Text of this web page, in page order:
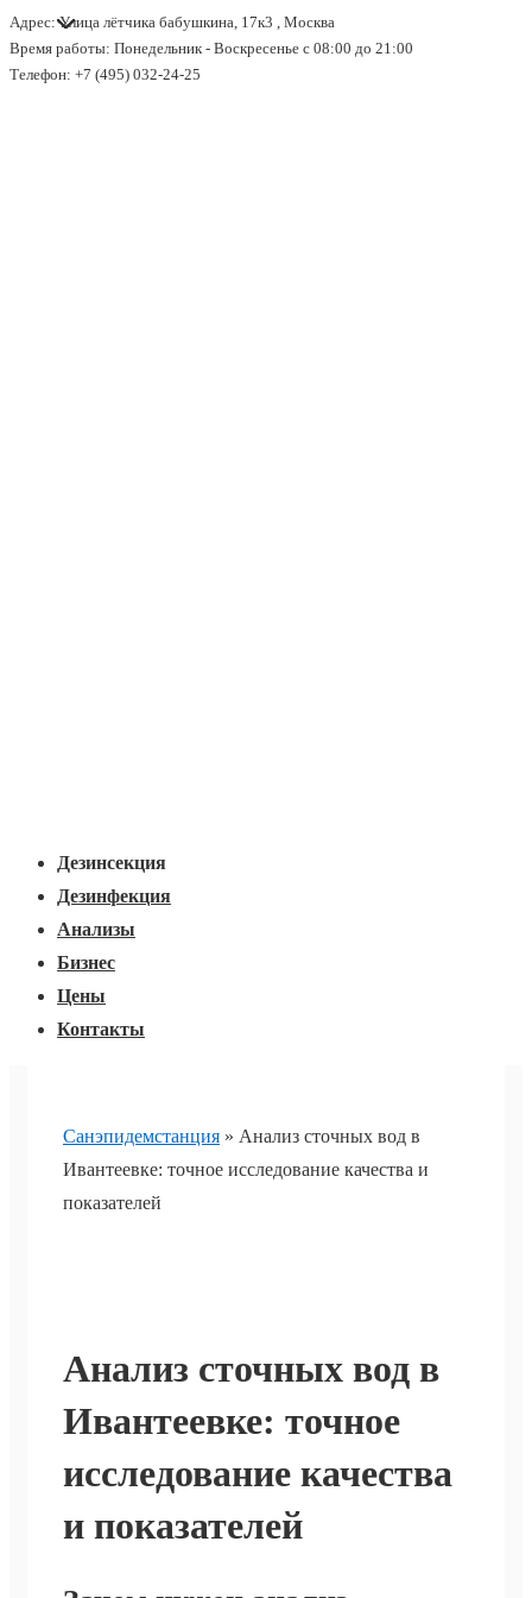
↓
Перейти
Адрес: Улица лётчика бабушкина, 17к3 , Москва
Время работы: Понедельник - Воскресенье с 08:00 до 21:00
Телефон: +7 (495) 032-24-25
навигацияДезинсекция
Дезинфекция
Анализы
Бизнес
Цены
Контакты
Санэпидемстанция » Анализ сточных вод в
Ивантеевке: точное исследование качества и
показателей
Анализ сточных вод в
Ивантеевке: точное
исследование качества
и показателей